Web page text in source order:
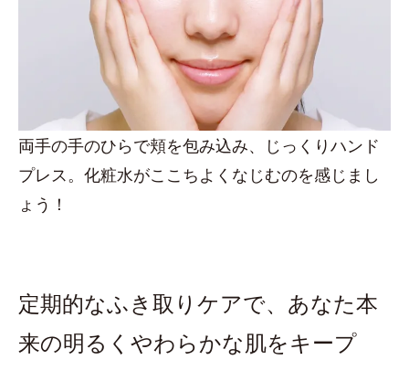
両手の手のひらで頬を包み込み、じっくりハンド
プレス。化粧水がここちよくなじむのを感じまし
ょう！
定期的なふき取りケアで、あなた本
来の明るくやわらかな肌をキープ